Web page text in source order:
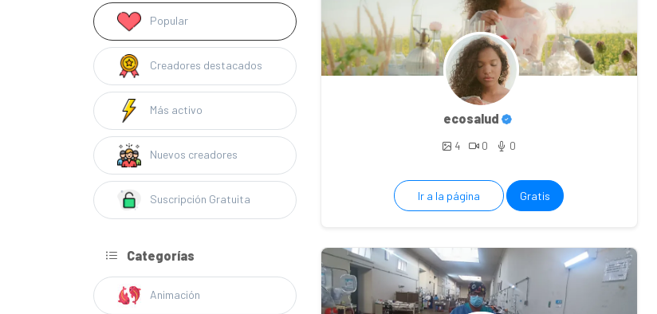
Popular
Creadores destacados
Más activo
Nuevos creadores
Suscripción Gratuita
Categorías
Animación
ecosalud
4 0 0
Ir a la página Gratis